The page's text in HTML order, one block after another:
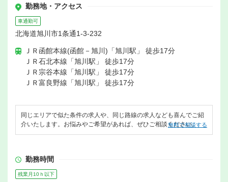
勤務地・アクセス
車通勤可
北海道旭川市1条通1-3-232
ＪＲ函館本線(函館－旭川)「旭川駅」 徒歩17分
ＪＲ石北本線「旭川駅」 徒歩17分
ＪＲ宗谷本線「旭川駅」 徒歩17分
ＪＲ富良野線「旭川駅」 徒歩17分
同じエリアで似た条件の求人や、同じ路線の求人なども喜んでご紹
介いたします。お悩みやご希望があれば、ぜひご相談ください。
無料で相談する
勤務時間
残業月10ｈ以下